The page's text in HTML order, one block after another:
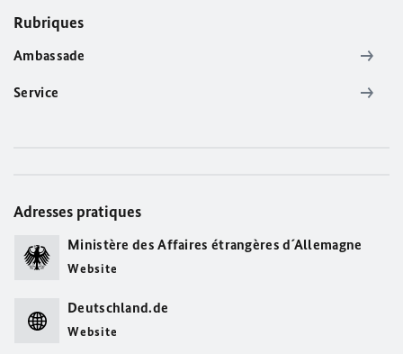
Rubriques
Ambassade
Service
Adresses pratiques
Ministère des Affaires étrangères d´Allemagne
Website
Deutschland.de
Website